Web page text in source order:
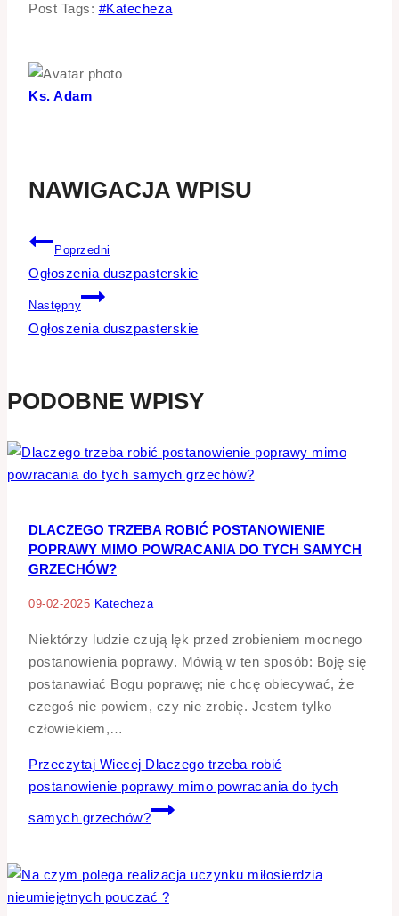
Post Tags: #Katecheza
Ks. Adam
NAWIGACJA WPISU
Poprzedni
Ogłoszenia duszpasterskie
Następny
Ogłoszenia duszpasterskie
PODOBNE WPISY
DLACZEGO TRZEBA ROBIĆ POSTANOWIENIE
POPRAWY MIMO POWRACANIA DO TYCH SAMYCH
GRZECHÓW?
09-02-2025 Katecheza
Niektórzy ludzie czują lęk przed zrobieniem mocnego
postanowienia poprawy. Mówią w ten sposób: Boję się
postanawiać Bogu poprawę; nie chcę obiecywać, że
czegoś nie powiem, czy nie zrobię. Jestem tylko
człowiekiem,…
Przeczytaj Wiecej Dlaczego trzeba robić
postanowienie poprawy mimo powracania do tych
samych grzechów?